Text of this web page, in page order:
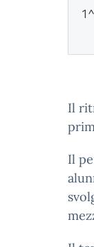
Il
Il